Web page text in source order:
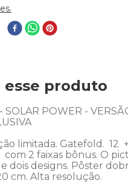
esse produto
SOLAR POWER -
limitada. Gatefold.  12
com 2 faixas bônus. O
dois designs. Pôster
cm. Alta resolução.